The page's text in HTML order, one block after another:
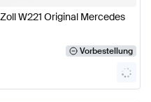
W221 Original Mercedes
Vorbestellung